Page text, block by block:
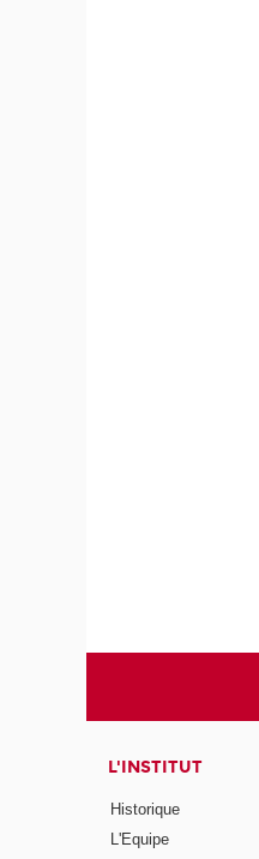
L'INSTITUT
Historique
L'Equipe